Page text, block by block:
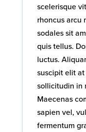
scelerisque
rhoncus arcu
sodales sit
quis tellus.
luctus.
suscipit elit
sollicitudin in
Maecenas
sapien vel,
fermentum